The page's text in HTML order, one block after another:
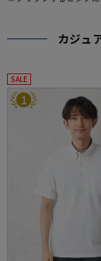
カジュ
SALE
1